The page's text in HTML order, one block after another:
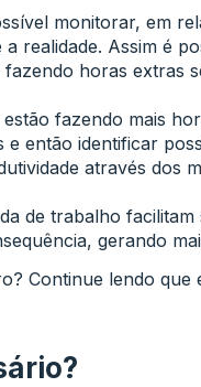
monitorar, em
realidade. Assim é
horas extras
fazendo mais
então identificar
através dos
de trabalho facilitam
gerando
Continue lendo que